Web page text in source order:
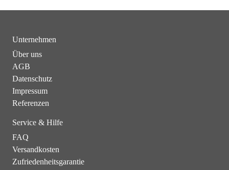
Unternehmen
Über uns
AGB
Datenschutz
Impressum
Referenzen
Service & Hilfe
FAQ
Versandkosten
Zufriedenheitsgarantie